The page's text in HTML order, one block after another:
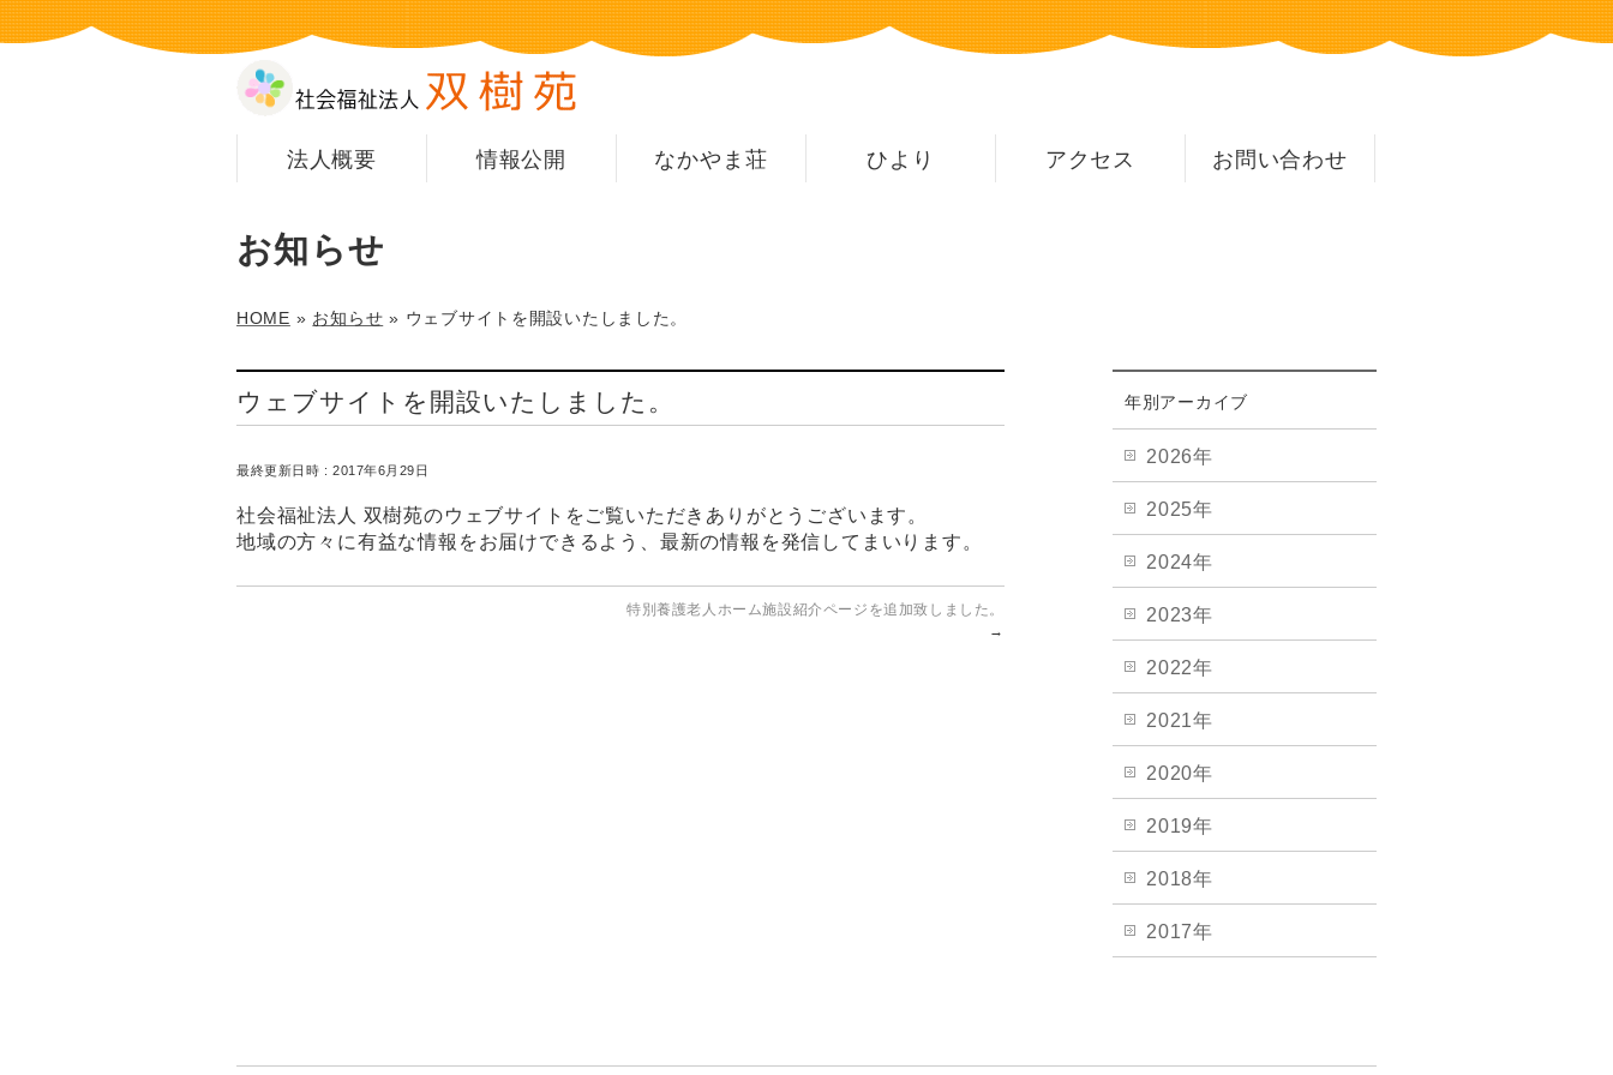
法人概要 情報公開 なかやま荘 ひより アクセス お問い合わせ
お知らせ
HOME » お知らせ » ウェブサイトを開設いたしました。
ウェブサイトを開設いたしました。
最終更新日時 : 2017年6月29日
社会福祉法人 双樹苑のウェブサイトをご覧いただきありがとうございます。
地域の方々に有益な情報をお届けできるよう、最新の情報を発信してまいります。
特別養護老人ホーム施設紹介ページを追加致しました。
→
年別アーカイブ
2026年
2025年
2024年
2023年
2022年
2021年
2020年
2019年
2018年
2017年